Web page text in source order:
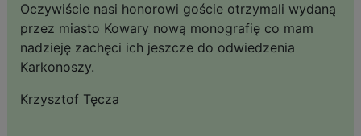
Oczywiście nasi honorowi goście otrzymali wydaną
przez miasto Kowary nową monografię co mam
nadzieję zachęci ich jeszcze do odwiedzenia
Karkonoszy.
Krzysztof Tęcza